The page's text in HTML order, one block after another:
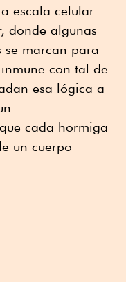
escala celular
donde algunas
se marcan para
con tal de
esa lógica a
cada hormiga
un cuerpo